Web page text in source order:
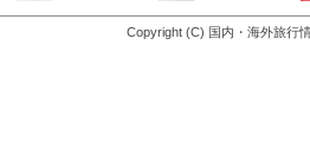
Copyright (C) 国内・海外旅行